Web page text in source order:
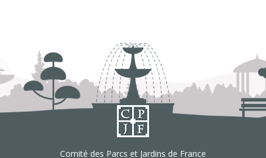
Comité des Parcs et Jardins de France